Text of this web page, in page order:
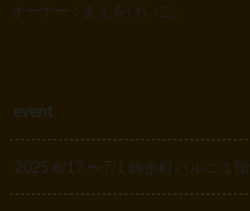
オーナー : まえをけいこ。
event
2025.6/17.〜7/1 錦糸町パルコ１階